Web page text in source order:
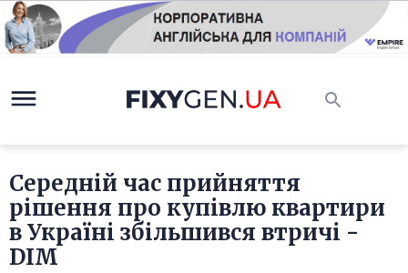
Середній час прийняття
рішення про купівлю квартири
в Україні збільшився втричі -
DIM